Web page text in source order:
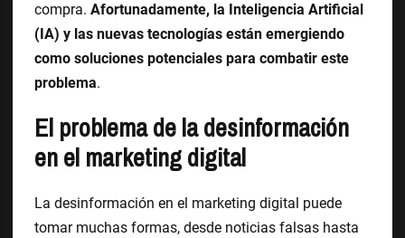
compra. Afortunadamente, la Inteligencia Artificial
(IA) y las nuevas tecnologías están emergiendo
como soluciones potenciales para combatir este
problema.
El problema de la desinformación
en el marketing digital
La desinformación en el marketing digital puede
tomar muchas formas, desde noticias falsas hasta